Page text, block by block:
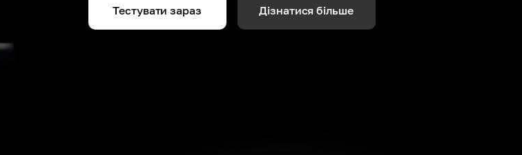
Тестувати зараз Дізнатися більше